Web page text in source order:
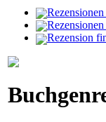
Rezensionen
Rezension